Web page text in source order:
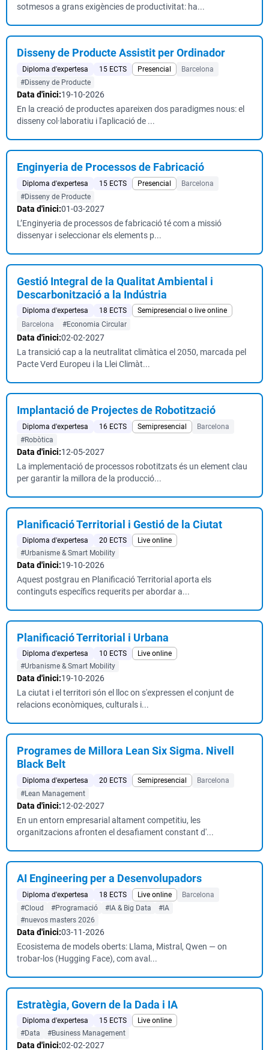
sotmesos a grans exigències de productivitat: ha...
Disseny de Producte Assistit per Ordinador
Diploma d'expertesa 15 ECTS Presencial
Barcelona
#Disseny de Producte
Data d'inici:19-10-2026
En la creació de productes apareixen dos paradigmes nous: el
disseny col·laboratiu i l'aplicació de ...
Enginyeria de Processos de Fabricació
Diploma d'expertesa 15 ECTS Presencial
Barcelona
#Disseny de Producte
Data d'inici:01-03-2027
L’Enginyeria de processos de fabricació té com a missió
dissenyar i seleccionar els elements p...
Gestió Integral de la Qualitat Ambiental i
Descarbonització a la Indústria
Diploma d'expertesa 18 ECTS
Semipresencial o live online
Barcelona
#Economia Circular
Data d'inici:02-02-2027
La transició cap a la neutralitat climàtica el 2050, marcada pel
Pacte Verd Europeu i la Llei Climàt...
Implantació de Projectes de Robotització
Diploma d'expertesa 16 ECTS Semipresencial
Barcelona
#Robòtica
Data d'inici:12-05-2027
La implementació de processos robotitzats és un element clau
per garantir la millora de la producció...
Planificació Territorial i Gestió de la Ciutat
Diploma d'expertesa 20 ECTS
Live online
#Urbanisme & Smart Mobility
Data d'inici:19-10-2026
Aquest postgrau en Planificació Territorial aporta els
continguts específics requerits per abordar a...
Planificació Territorial i Urbana
Diploma d'expertesa 10 ECTS
Live online
#Urbanisme & Smart Mobility
Data d'inici:19-10-2026
La ciutat i el territori són el lloc on s'expressen el conjunt de
relacions econòmiques, culturals i...
Programes de Millora Lean Six Sigma. Nivell
Black Belt
Diploma d'expertesa 20 ECTS Semipresencial
Barcelona
#Lean Management
Data d'inici:12-02-2027
En un entorn empresarial altament competitiu, les
organitzacions afronten el desafiament constant d'...
AI Engineering per a Desenvolupadors
Diploma d'expertesa 18 ECTS Live online
Barcelona
#Cloud
#Programació #IA & Big Data
#IA
#nuevos masters 2026
Data d'inici:03-11-2026
Ecosistema de models oberts: Llama, Mistral, Qwen — on
trobar-los (Hugging Face), com aval...
Estratègia, Govern de la Dada i IA
Diploma d'expertesa 15 ECTS
Live online
#Data
#Business Management
Data d'inici:02-02-2027